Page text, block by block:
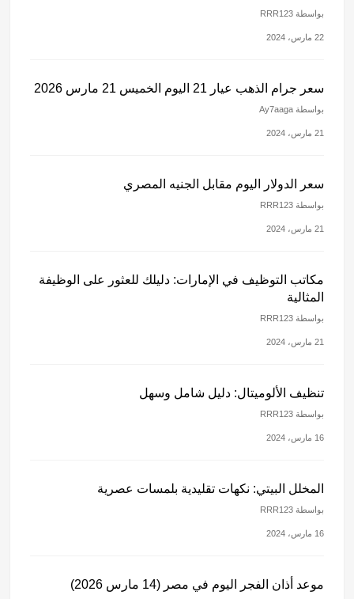
بواسطة RRR123
22 مارس، 2024
سعر جرام الذهب عيار 21 اليوم الخميس 21 مارس 2026
بواسطة Ay7aaga
21 مارس، 2024
سعر الدولار اليوم مقابل الجنيه المصري
بواسطة RRR123
21 مارس، 2024
مكاتب التوظيف في الإمارات: دليلك للعثور على الوظيفة
المثالية
بواسطة RRR123
21 مارس، 2024
تنظيف الألوميتال: دليل شامل وسهل
بواسطة RRR123
16 مارس، 2024
المخلل البيتي: نكهات تقليدية بلمسات عصرية
بواسطة RRR123
16 مارس، 2024
موعد أذان الفجر اليوم في مصر (14 مارس 2026)